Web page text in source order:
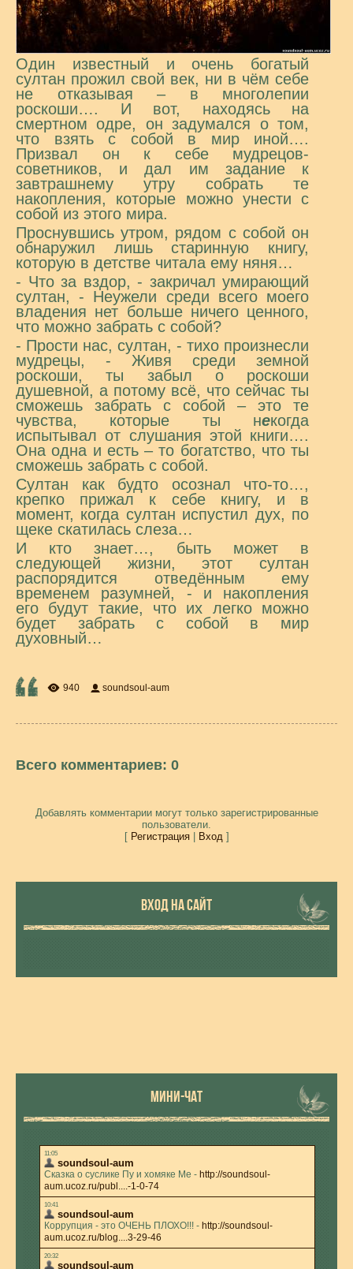
Один известный и очень богатый
султан прожил свой век, ни в чём себе
не отказывая – в многолепии
роскоши…. И вот, находясь на
смертном одре, он задумался о том,
что взять с собой в мир иной….
Призвал он к себе мудрецов-
советников, и дал им задание к
завтрашнему утру собрать те
накопления, которые можно унести с
собой из этого мира.
Проснувшись утром, рядом с собой он
обнаружил лишь старинную книгу,
которую в детстве читала ему няня…
- Что за вздор, - закричал умирающий
султан, - Неужели среди всего моего
владения нет больше ничего ценного,
что можно забрать с собой?
- Прости нас, султан, - тихо произнесли
мудрецы, - Живя среди земной
роскоши, ты забыл о роскоши
душевной, а потому всё, что сейчас ты
сможешь забрать с собой – это те
чувства, которые ты некогда
испытывал от слушания этой книги….
Она одна и есть – то богатство, что ты
сможешь забрать с собой.
Султан как будто осознал что-то…,
крепко прижал к себе книгу, и в
момент, когда султан испустил дух, по
щеке скатилась слеза…
И кто знает…, быть может в
следующей жизни, этот султан
распорядится отведённым ему
временем разумней, - и накопления
его будут такие, что их легко можно
будет забрать с собой в мир
духовный…
940 soundsoul-aum
Всего комментариев: 0
Добавлять комментарии могут только зарегистрированные
пользователи.
[ Регистрация| Вход]
ВХОД НА САЙТ
МИНИ-ЧАТ